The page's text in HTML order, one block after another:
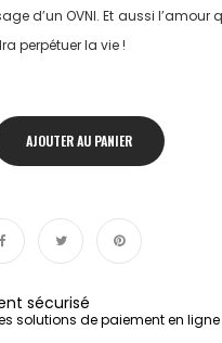
d’un OVNI. Et aussi
perpétuer la vie !
AJOUTER AU PANIER
sécurisé
solutions de paiement en ligne